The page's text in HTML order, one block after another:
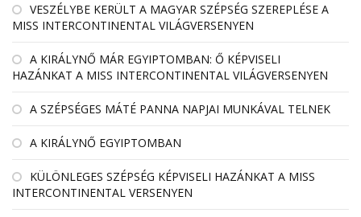
VESZÉLYBE KERÜLT A MAGYAR SZÉPSÉG SZEREPLÉSE A
MISS INTERCONTINENTAL VILÁGVERSENYEN
A KIRÁLYNŐ MÁR EGYIPTOMBAN: Ő KÉPVISELI
HAZÁNKAT A MISS INTERCONTINENTAL VILÁGVERSENYEN
A SZÉPSÉGES MÁTÉ PANNA NAPJAI MUNKÁVAL TELNEK
A KIRÁLYNŐ EGYIPTOMBAN
KÜLÖNLEGES SZÉPSÉG KÉPVISELI HAZÁNKAT A MISS
INTERCONTINENTAL VERSENYEN